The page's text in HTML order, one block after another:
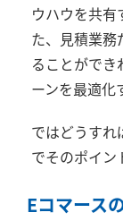
ウハウを共有
た、見積業務
ることができ
ーンを最適化
ではどうすれ
でそのポイン
Eコマース